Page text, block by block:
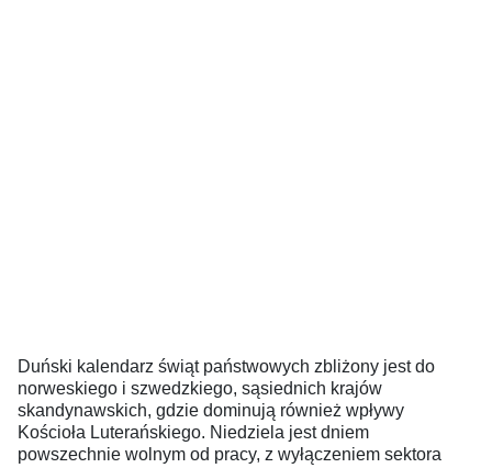
Duński kalendarz świąt państwowych zbliżony jest do
norweskiego i szwedzkiego, sąsiednich krajów
skandynawskich, gdzie dominują również wpływy
Kościoła Luterańskiego. Niedziela jest dniem
powszechnie wolnym od pracy, z wyłączeniem sektora